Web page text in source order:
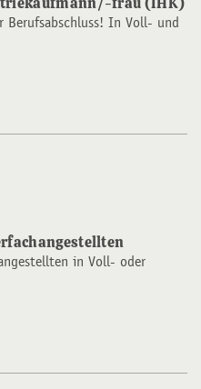
Berufsabschluss! In Voll- und
in Voll- oder